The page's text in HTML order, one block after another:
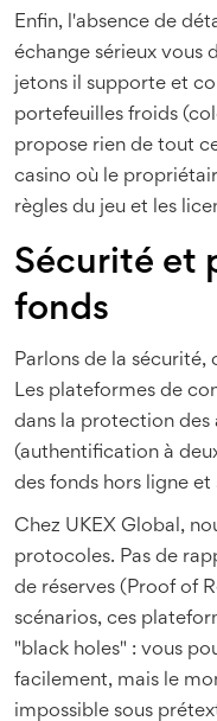
Enfin, l'absence de
échange sérieux vous
jetons il supporte et
portefeuilles froids
propose rien de tout
casino où le
règles du jeu et les
Sécurité et
fonds
Parlons de la sécurité,
Les plateformes de
dans la protection des
(authentification à
des fonds hors ligne
Chez UKEX Global,
protocoles. Pas de
de réserves (Proof of
scénarios, ces
"black holes" : vous
facilement, mais le
impossible sous